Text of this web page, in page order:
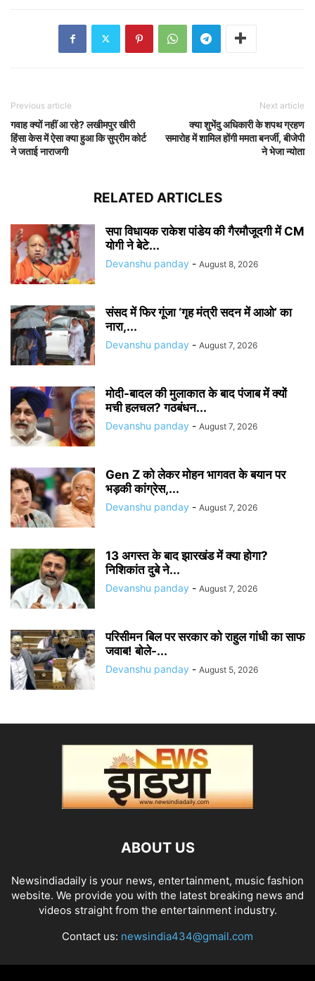
Previous article
गवाह क्यों नहीं आ रहे? लखीमपुर खीरी
हिंसा केस में ऐसा क्या हुआ कि सुप्रीम कोर्ट
ने जताई नाराजगी
Next article
क्या शुभेंदु अधिकारी के शपथ ग्रहण
समारोह में शामिल होंगी ममता बनर्जी, बीजेपी
ने भेजा न्योता
RELATED ARTICLES
सपा विधायक राकेश पांडेय की गैरमौजूदगी में CM
योगी ने बेटे...
Devanshu panday - August 8, 2026
संसद में फिर गूंजा ‘गृह मंत्री सदन में आओ’ का
नारा,...
Devanshu panday - August 7, 2026
मोदी-बादल की मुलाकात के बाद पंजाब में क्यों
मची हलचल? गठबंधन...
Devanshu panday - August 7, 2026
Gen Z को लेकर मोहन भागवत के बयान पर
भड़की कांग्रेस,...
Devanshu panday - August 7, 2026
13 अगस्त के बाद झारखंड में क्या होगा?
निशिकांत दुबे ने...
Devanshu panday - August 7, 2026
परिसीमन बिल पर सरकार को राहुल गांधी का साफ
जवाब! बोले-...
Devanshu panday - August 5, 2026
ABOUT US
Newsindiadaily is your news, entertainment, music fashion
website. We provide you with the latest breaking news and
videos straight from the entertainment industry.
Contact us: newsindia434@gmail.com